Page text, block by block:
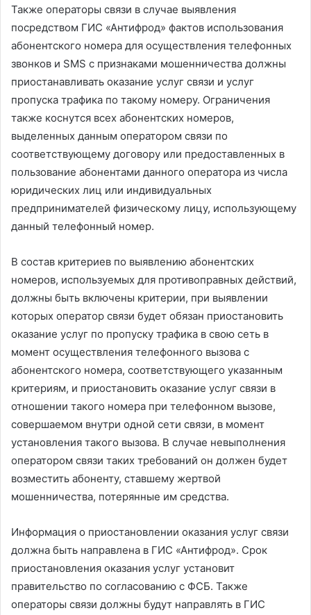
Также операторы связи в случае выявления
посредством ГИС «Антифрод» фактов использования
абонентского номера для осуществления телефонных
звонков и SMS с признаками мошенничества должны
приостанавливать оказание услуг связи и услуг
пропуска трафика по такому номеру. Ограничения
также коснутся всех абонентских номеров,
выделенных данным оператором связи по
соответствующему договору или предоставленных в
пользование абонентами данного оператора из числа
юридических лиц или индивидуальных
предпринимателей физическому лицу, использующему
данный телефонный номер.
В состав критериев по выявлению абонентских
номеров, используемых для противоправных действий,
должны быть включены критерии, при выявлении
которых оператор связи будет обязан приостановить
оказание услуг по пропуску трафика в свою сеть в
момент осуществления телефонного вызова с
абонентского номера, соответствующего указанным
критериям, и приостановить оказание услуг связи в
отношении такого номера при телефонном вызове,
совершаемом внутри одной сети связи, в момент
установления такого вызова. В случае невыполнения
оператором связи таких требований он должен будет
возместить абоненту, ставшему жертвой
мошенничества, потерянные им средства.
Информация о приостановлении оказания услуг связи
должна быть направлена в ГИС «Антифрод». Срок
приостановления оказания услуг установит
правительство по согласованию с ФСБ. Также
операторы связи должны будут направлять в ГИС